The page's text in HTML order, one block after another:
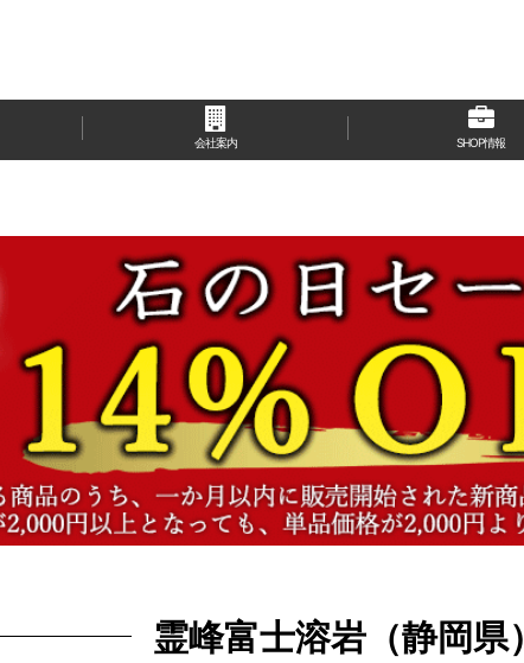
会社案内 SHOP情報
霊峰富士溶岩（静岡県）